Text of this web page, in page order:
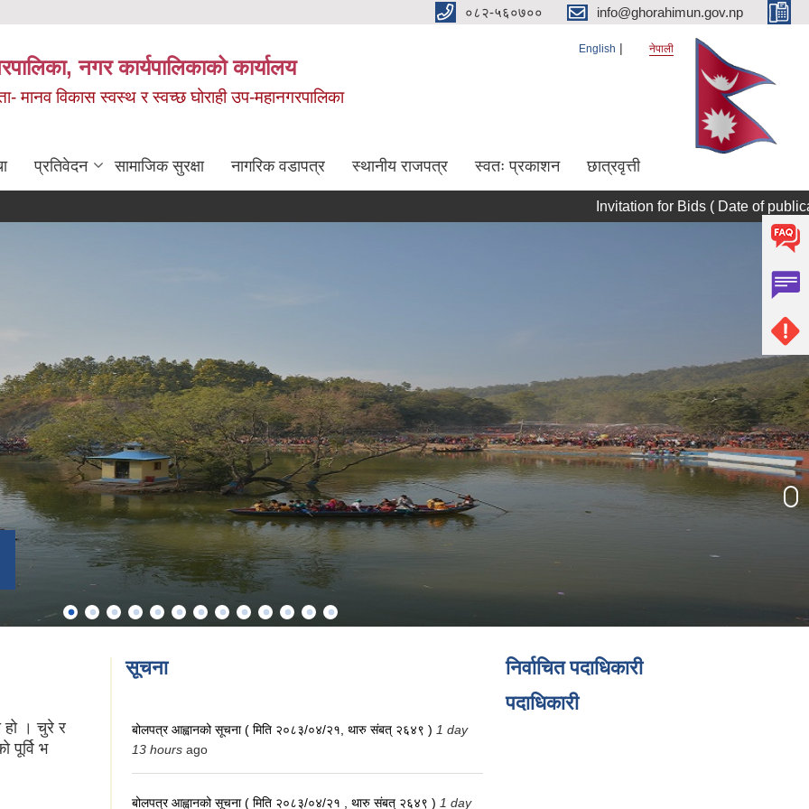
०८२-५६०७०० info@ghorahimun.gov.np
नगर कार्यपालिकाको कार्यालय
मानव विकास स्वस्थ र स्वच्छ घोराही उप-महानगरपालिका
English नेपाली
प्रतिवेदन सामाजिक सुरक्षा नागरिक वडापत्र स्थानीय राजपत्र स्वतः प्रकाशन छात्रवृत्ती
Invitation for Bids ( Date of publication
हो । चुरे र
पूर्वि भ
सूचना
बोलपत्र आह्वानको सूचना ( मिति २०८३/०४/२१, थारु संबत् २६४९ ) 1 day
13 hours ago
बोलपत्र आह्वानको सूचना ( मिति २०८३/०४/२१ , थारु संबत् २६४९ ) 1 day
निर्वाचित पदाधिकारी
पदाधिकारी